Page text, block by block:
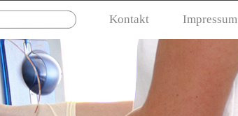
Kontakt Impressum